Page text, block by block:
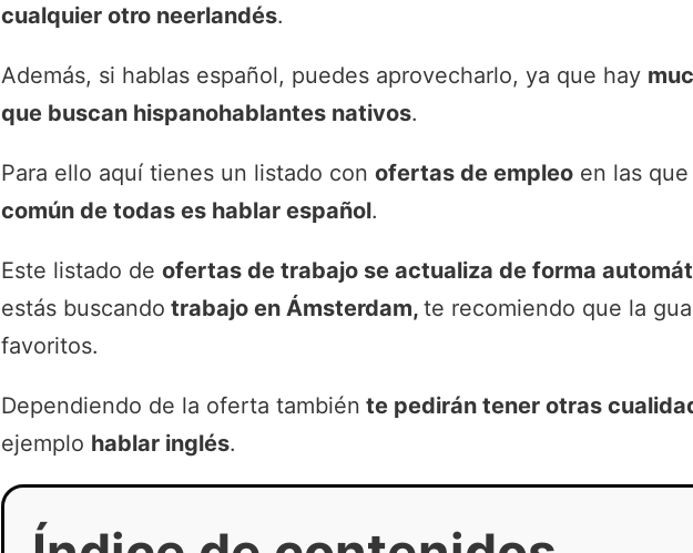
cualquier otro neerlandés.
Además, si hablas español, puedes aprovecharlo, ya que hay
que buscan hispanohablantes nativos.
Para ello aquí tienes un listado con ofertas de empleo en las
común de todas es hablar español.
Este listado de ofertas de trabajo se actualiza de forma
estás buscando trabajo en Ámsterdam, te recomiendo que la
favoritos.
Dependiendo de la oferta también te pedirán tener otras
ejemplo hablar inglés.